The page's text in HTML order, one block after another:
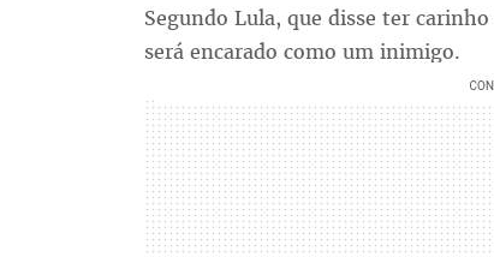
Segundo Lula, que disse ter
será encarado como um inimigo.